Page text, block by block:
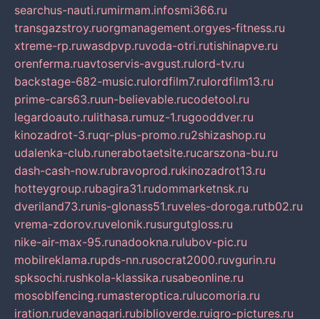
searchus-nauti.rumirmam.infosmi366.ru
transgazstroy.ruorgmanagement.orgyes-fitness.ru
xtreme-rp.ruwasdpvp.ruvoda-otri.rutishinapve.ru
orenferma.ruavtoservis-avgust.rulord-tv.ru
backstage-682-music.rulordfilm7.rulordfilm13.ru
prime-cars63.ruun-believable.rucodetool.ru
legardoauto.rulithasa.rumuz-1.rugooddver.ru
kinozadrot-3.ruqr-plus-promo.ru2shizashop.ru
udalenka-club.runerabotaetsite.rucarszona-bu.ru
dash-cash-now.rubravoprod.rukinozadrot13.ru
hotteygroup.rubagira31.rudommarketnsk.ru
dveriland73.runis-glonass51.ruveles-doroga.rutb02.ru
vrema-zdorov.ruvelonik.rusurgutgloss.ru
nike-air-max-95.runadookna.rulubov-pic.ru
mobilreklama.rupds-nn.rusocrat2000.ruvgurin.ru
spksochi.rushkola-klassika.rusabeonline.ru
mosoblfencing.rumasteroptica.rulucomoria.ru
iration.rudevanagari.rubiblioverde.ruigro-pictures.ru